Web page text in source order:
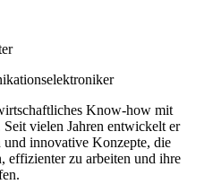
Know-how mit
vielen Jahren entwickelt er
innovative Konzepte, die
effizienter zu arbeiten und ihre